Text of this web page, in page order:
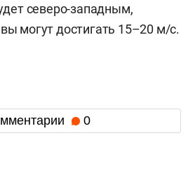
северо-западным,
могут достигать 15–20 м/с.
0